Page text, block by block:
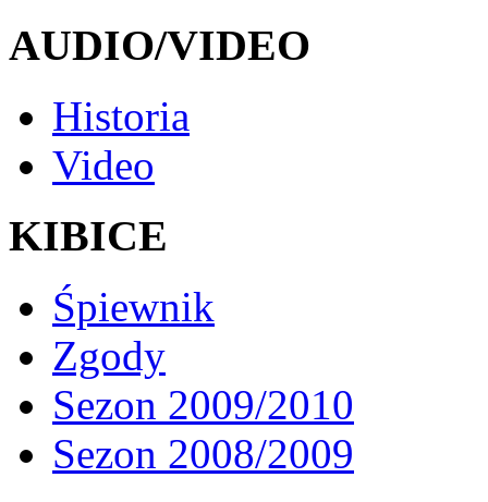
AUDIO/VIDEO
Historia
Video
KIBICE
Śpiewnik
Zgody
Sezon 2009/2010
Sezon 2008/2009